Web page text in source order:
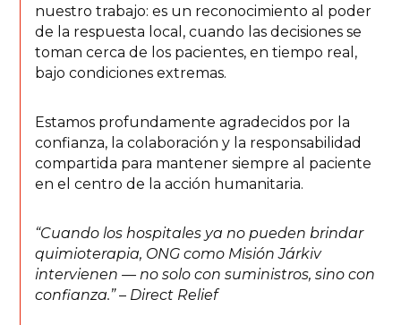
nuestro trabajo: es un reconocimiento al poder
de la respuesta local, cuando las decisiones se
toman cerca de los pacientes, en tiempo real,
bajo condiciones extremas.
Estamos profundamente agradecidos por la
confianza, la colaboración y la responsabilidad
compartida para mantener siempre al paciente
en el centro de la acción humanitaria.
“Cuando los hospitales ya no pueden brindar
quimioterapia, ONG como Misión Járkiv
intervienen — no solo con suministros, sino con
confianza.”– Direct Relief